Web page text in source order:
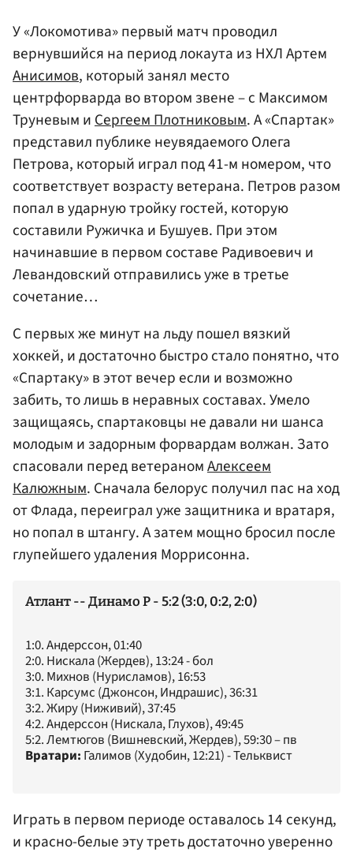
У «Локомотива» первый матч проводил
вернувшийся на период локаута из НХЛ Артем
Анисимов, который занял место
центрфорварда во втором звене – с Максимом
Труневым иСергеем Плотниковым. А «Спартак»
представил публике неувядаемого Олега
Петрова, который играл под 41-м номером, что
соответствует возрасту ветерана. Петров разом
попал в ударную тройку гостей, которую
составили Ружичка и Бушуев. При этом
начинавшие в первом составе Радивоевич и
Левандовский отправились уже в третье
сочетание…
С первых же минут на льду пошел вязкий
хоккей, и достаточно быстро стало понятно, что
«Спартаку» в этот вечер если и возможно
забить, то лишь в неравных составах. Умело
защищаясь, спартаковцы не давали ни шанса
молодым и задорным форвардам волжан. Зато
спасовали перед ветераномАлексеем
Калюжным. Сначала белорус получил пас на ход
от Флада, переиграл уже защитника и вратаря,
но попал в штангу. А затем мощно бросил после
глупейшего удаления Моррисонна.
Атлант -- Динамо Р - 5:2 (3:0, 0:2, 2:0)
1:0. Андерссон, 01:40
2:0. Нискала (Жердев), 13:24 - бол
3:0. Михнов (Нурисламов), 16:53
3:1. Карсумс (Джонсон, Индрашис), 36:31
3:2. Жиру (Ниживий), 37:45
4:2. Андерссон (Нискала, Глухов), 49:45
5:2. Лемтюгов (Вишневский, Жердев), 59:30 – пв
Вратари: Галимов (Худобин, 12:21) - Тельквист
Играть в первом периоде оставалось 14 секунд,
и красно-белые эту треть достаточно уверенно